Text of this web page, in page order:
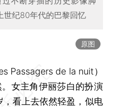
世纪80年代的巴黎回忆
原图
de la nuit）
女主角伊丽莎白的扮演
，看上去依然轻盈，似电